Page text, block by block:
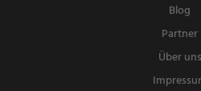
Blog
Partner
Über uns